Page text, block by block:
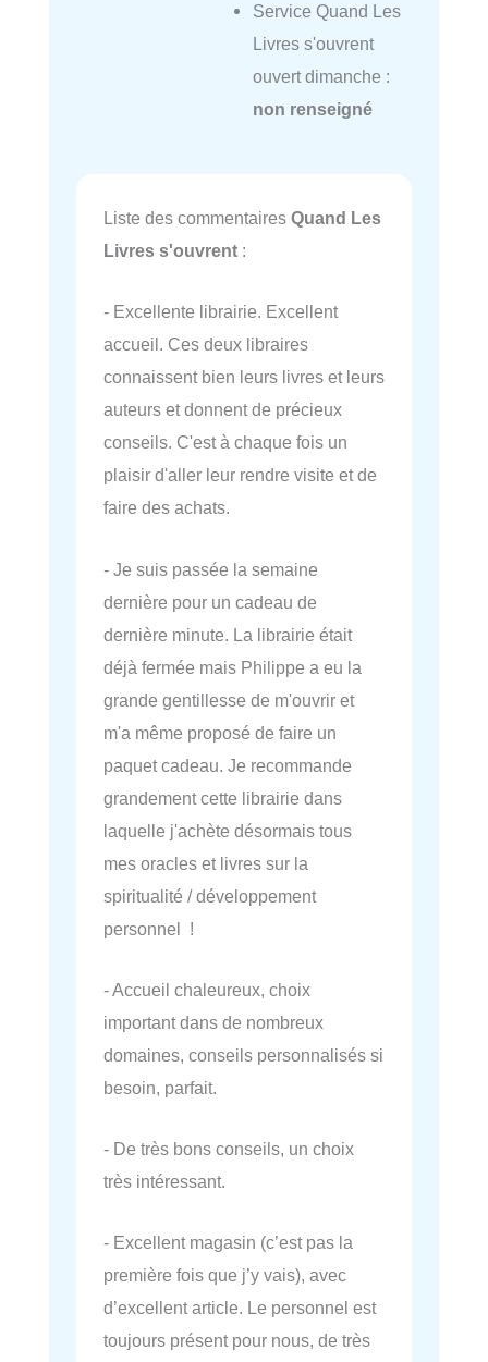
Service Quand Les
Livres s'ouvrent
ouvert dimanche :
non renseigné
Liste des commentaires Quand Les
Livres s'ouvrent :
- Excellente librairie. Excellent
accueil. Ces deux libraires
connaissent bien leurs livres et leurs
auteurs et donnent de précieux
conseils. C'est à chaque fois un
plaisir d'aller leur rendre visite et de
faire des achats.
- Je suis passée la semaine
dernière pour un cadeau de
dernière minute. La librairie était
déjà fermée mais Philippe a eu la
grande gentillesse de m'ouvrir et
m'a même proposé de faire un
paquet cadeau. Je recommande
grandement cette librairie dans
laquelle j'achète désormais tous
mes oracles et livres sur la
spiritualité / développement
personnel !
- Accueil chaleureux, choix
important dans de nombreux
domaines, conseils personnalisés si
besoin, parfait.
- De très bons conseils, un choix
très intéressant.
- Excellent magasin (c’est pas la
première fois que j’y vais), avec
d’excellent article. Le personnel est
toujours présent pour nous, de très